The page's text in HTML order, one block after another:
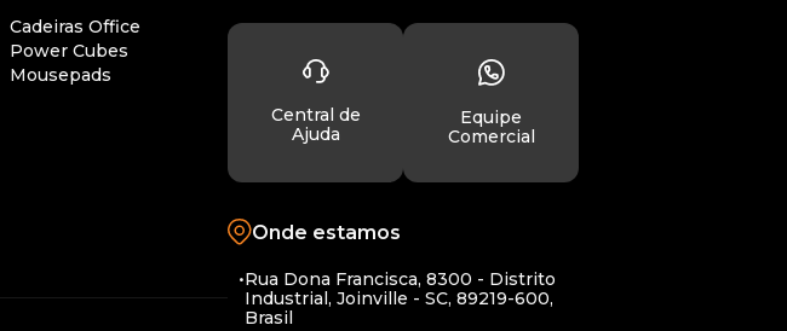
Cadeiras Office
Power Cubes
Mousepads
Central de
Ajuda
Equipe
Comercial
Onde estamos
•Rua Dona Francisca, 8300 - Distrito
Industrial, Joinville - SC, 89219-600,
Brasil